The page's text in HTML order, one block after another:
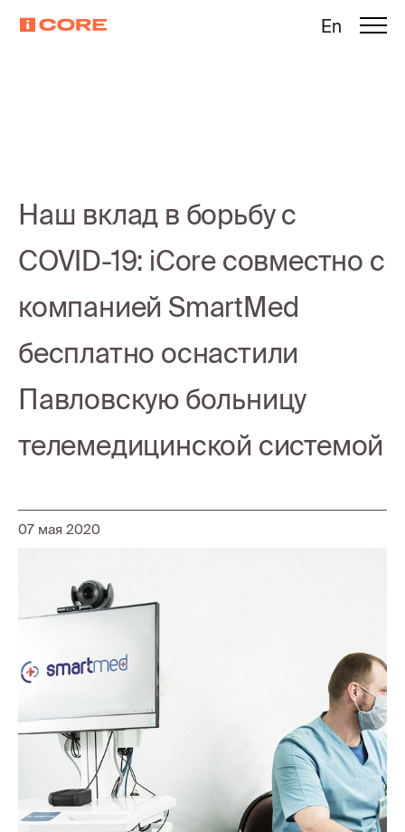
En
Наш вклад в борьбу с
COVID-19: iCore совместно с
компанией SmartMed
бесплатно оснастили
Павловскую больницу
телемедицинской системой
07 мая 2020